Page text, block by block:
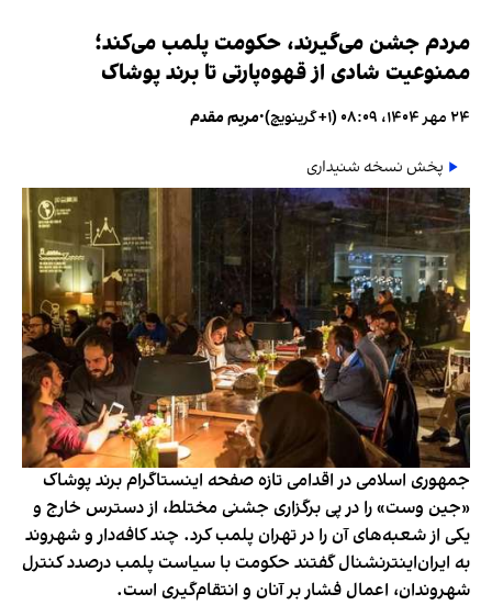
مردم جشن می‌گیرند، حکومت پلمب می‌کند؛
ممنوعیت شادی از قهوه‌پارتی تا برند پوشاک
۲۴ مهر ۱۴۰۴، ۰۸:۰۹ (‎+۱ گرینویچ) •مریم مقدم
پخش نسخه شنیداری
جمهوری اسلامی در اقدامی تازه صفحه اینستاگرام برند پوشاک
«جین وست» را در پی برگزاری جشنی مختلط، از دسترس خارج و
یکی از شعبه‌های آن را در تهران پلمب کرد. چند کافه‌‌دار و شهروند
به ایران‌اینترنشنال گفتند حکومت با سیاست پلمب درصدد کنترل
شهروندان، اعمال فشار بر آنان و انتقام‌گیری است.